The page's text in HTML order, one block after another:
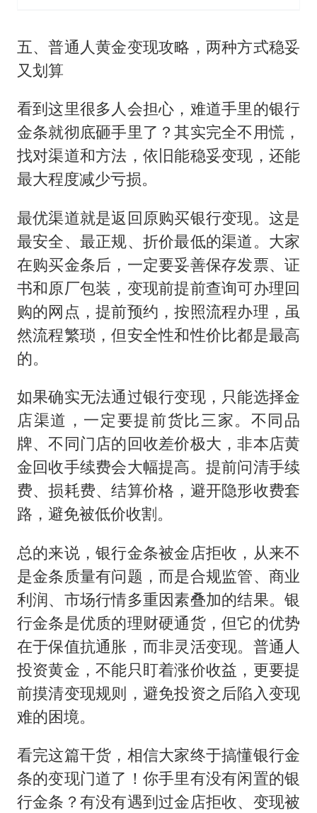
五、普通人黄金变现攻略，两种方式稳妥
又划算
看到这里很多人会担心，难道手里的银行
金条就彻底砸手里了？其实完全不用慌，
找对渠道和方法，依旧能稳妥变现，还能
最大程度减少亏损。
最优渠道就是返回原购买银行变现。这是
最安全、最正规、折价最低的渠道。大家
在购买金条后，一定要妥善保存发票、证
书和原厂包装，变现前提前查询可办理回
购的网点，提前预约，按照流程办理，虽
然流程繁琐，但安全性和性价比都是最高
的。
如果确实无法通过银行变现，只能选择金
店渠道，一定要提前货比三家。不同品
牌、不同门店的回收差价极大，非本店黄
金回收手续费会大幅提高。提前问清手续
费、损耗费、结算价格，避开隐形收费套
路，避免被低价收割。
总的来说，银行金条被金店拒收，从来不
是金条质量有问题，而是合规监管、商业
利润、市场行情多重因素叠加的结果。银
行金条是优质的理财硬通货，但它的优势
在于保值抗通胀，而非灵活变现。普通人
投资黄金，不能只盯着涨价收益，更要提
前摸清变现规则，避免投资之后陷入变现
难的困境。
看完这篇干货，相信大家终于搞懂银行金
条的变现门道了！你手里有没有闲置的银
行金条？有没有遇到过金店拒收、变现被